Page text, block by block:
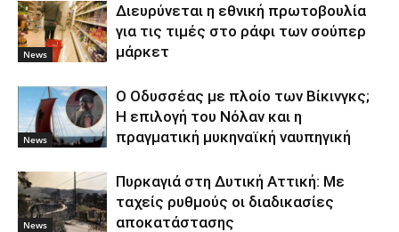
News
Διευρύνεται η εθνική πρωτοβουλία
για τις τιμές στο ράφι των σούπερ
μάρκετ
News
Ο Οδυσσέας με πλοίο των Βίκινγκς;
Η επιλογή του Νόλαν και η
πραγματική μυκηναϊκή ναυπηγική
News
Πυρκαγιά στη Δυτική Αττική: Με
ταχείς ρυθμούς οι διαδικασίες
αποκατάστασης